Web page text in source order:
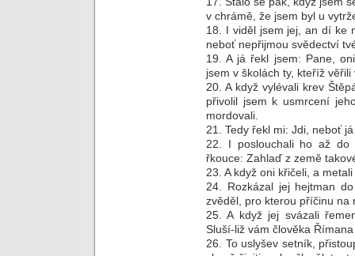
v chrámě, že jsem byl u
18. I viděl jsem jej, an dí ke
neboť nepřijmou svědectví
19. A já řekl jsem: Pane,
jsem v školách ty, kteříž věřili
20. A když vylévali krev
přivolil jsem k usmrcení
mordovali.
21. Tedy řekl mi: Jdi, neboť
22. I poslouchali ho až do
řkouce: Zahlaď z země
23. A když oni křičeli, a
24. Rozkázal jej hejtman
zvěděl, pro kterou příčinu na
25. A když jej svázali
Sluší-liž vám člověka
26. To uslyšev setník,